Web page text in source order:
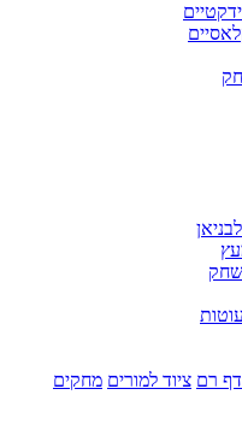
רם ציוד למורים מחקים